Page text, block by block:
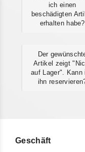
ich einen
beschädigten
erhalten habe?
Der
Artikel zeigt
auf Lager". Kann
ihn
Geschäft